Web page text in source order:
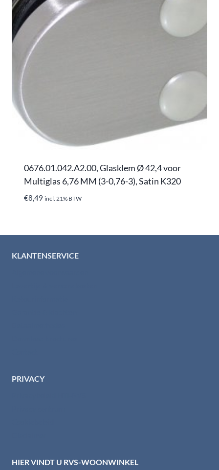
0676.01.042.A2.00, Glasklem Ø 42,4 voor
Multiglas 6,76 MM (3-0,76-3), Satin K320
€8,49 incl. 21% BTW
KLANTENSERVICE
PRIVACY
HIER VINDT U RVS-WOONWINKEL